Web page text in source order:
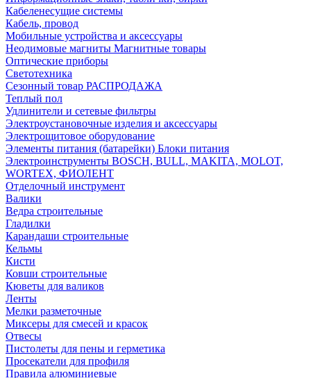
Кабеленесущие системы
Кабель, провод
Мобильные устройства и аксессуары
Неодимовые магниты Магнитные товары
Оптические приборы
Светотехника
Сезонный товар РАСПРОДАЖА
Теплый пол
Удлинители и сетевые фильтры
Электроустановочные изделия и аксессуары
Электрощитовое оборудование
Элементы питания (батарейки) Блоки питания
Электроинструменты BOSCH, BULL, MAKITA, MOLOT,
WORTEX, ФИОЛЕНТ
Отделочный инструмент
Валики
Ведра строительные
Гладилки
Карандаши строительные
Кельмы
Кисти
Ковши строительные
Кюветы для валиков
Ленты
Мелки разметочные
Миксеры для смесей и красок
Отвесы
Пистолеты для пены и герметика
Просекатели для профиля
Правила алюминиевые